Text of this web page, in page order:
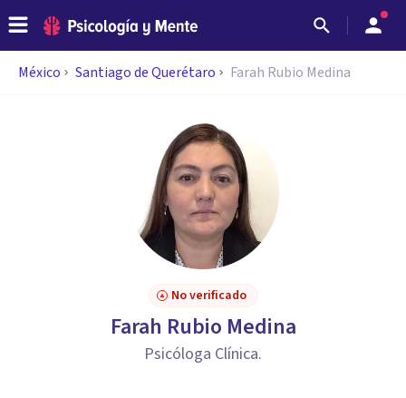
México Santiago de Querétaro Farah Rubio Medina
No verificado
Farah Rubio Medina
Psicóloga Clínica.